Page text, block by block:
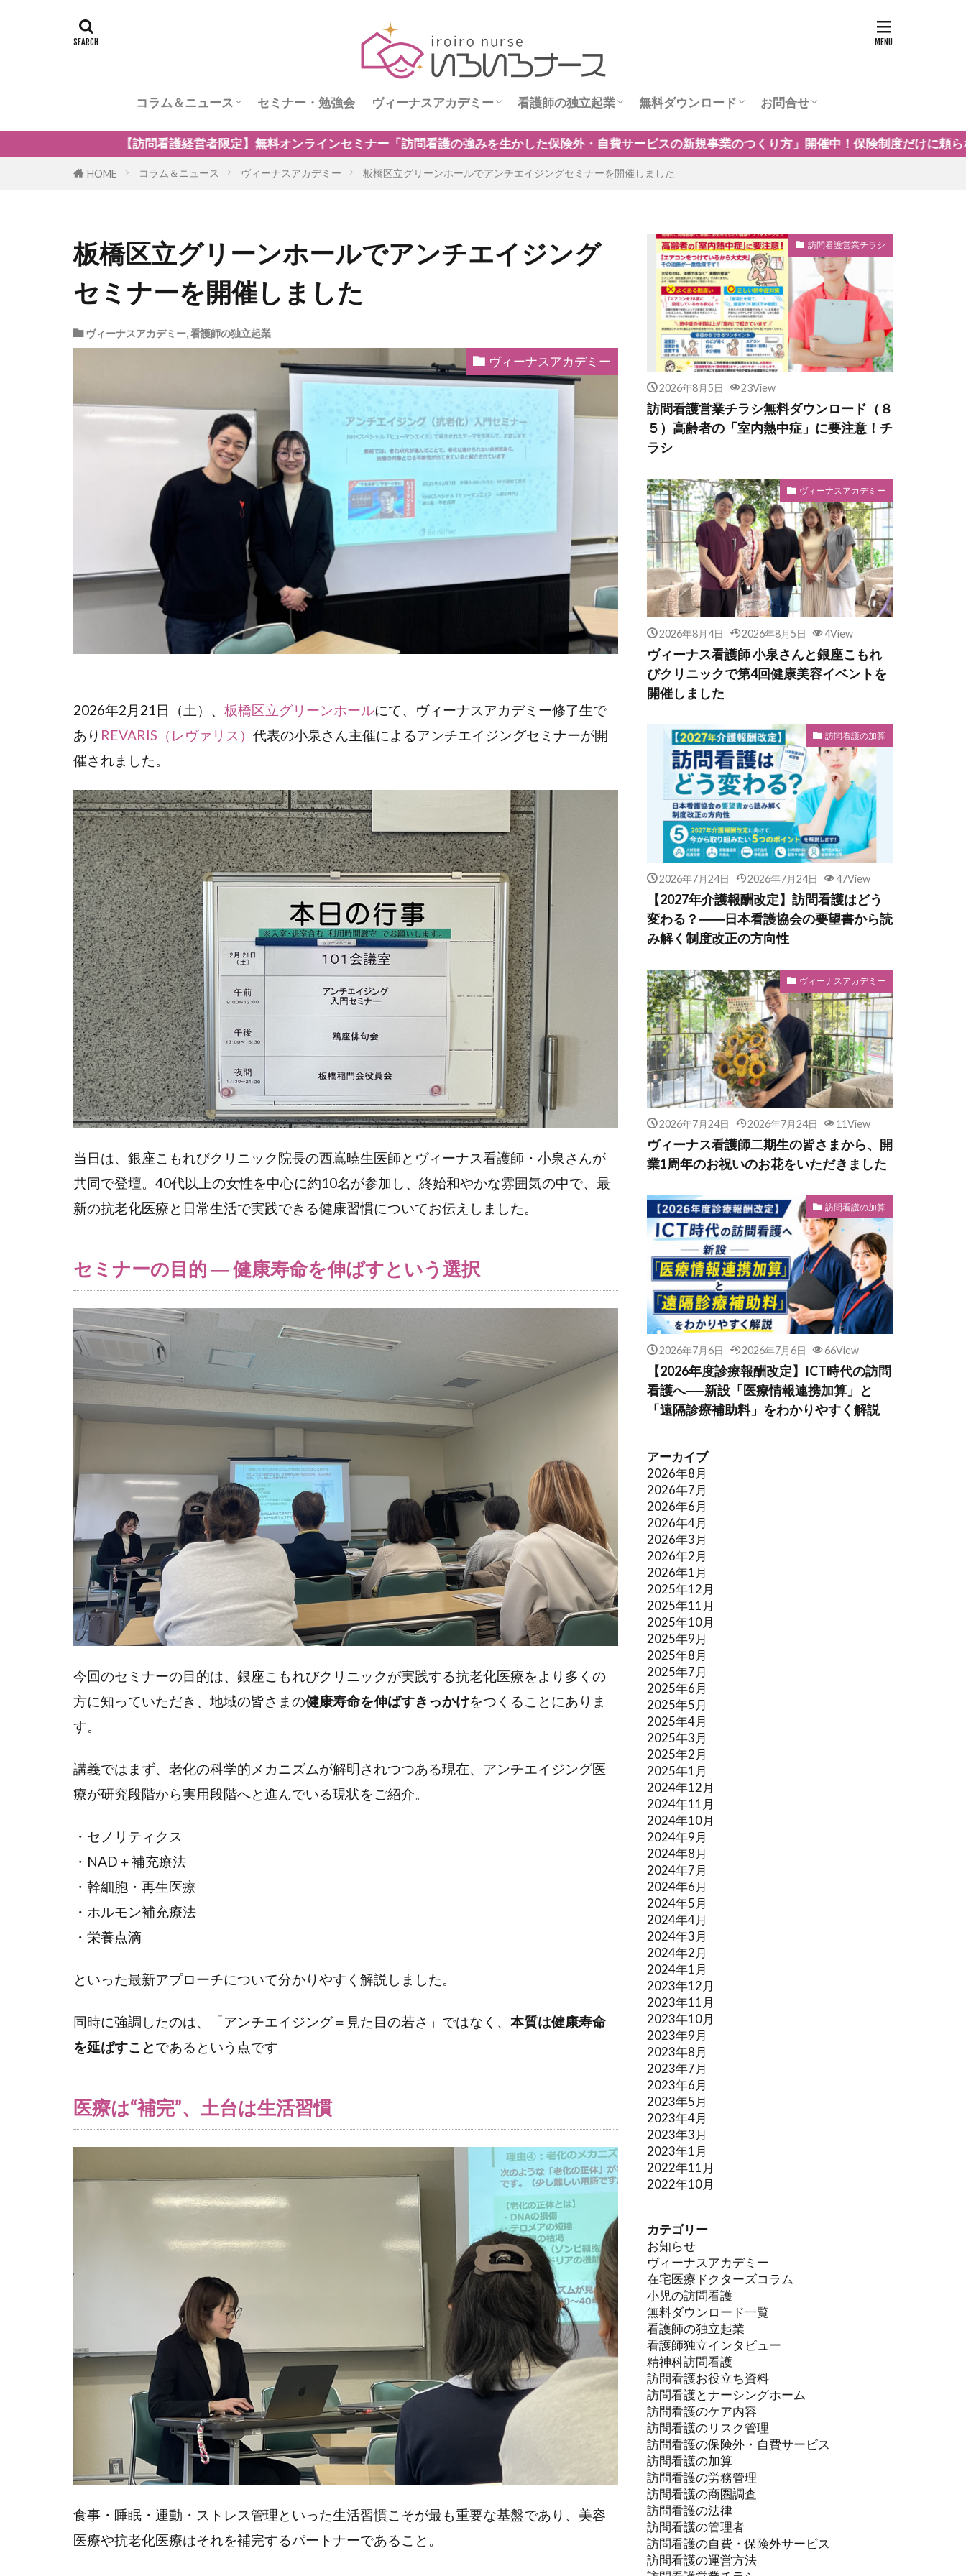
コラム＆ニュース
訪問看護のケア内容
訪問看護の管理者の役割
訪問看護のリスク管理
訪問看護の加算
訪問看護とナーシングホーム
訪問看護の自費・保険外サービス
訪問看護師のウェルビーング
小児の訪問看護
精神科訪問看護
訪問看護の法律
訪問看護師のマネジメント
セミナー・勉強会 ヴィーナスアカデミー
ヴィーナスニュース
看護師の独立起業
看護師独立インタビュー
無料ダウンロード
営業チラシテンプレート
訪問看護お役立ち資料
訪問看護の商圏調査
お問合せ
運営会社
定】無料オンラインセミナー「訪問看護の強みを生かした保険外・自費サービスの新規事業のつくり方」開催中！保険制度だけに頼らない自費・保険外サービスの事例や
HOME コラム＆ニュース ヴィーナスアカデミー 板橋区立グリーンホールでアンチエイジングセミナーを開催しました
板橋区立グリーンホールでアンチエイジング
セミナーを開催しました
ヴィーナスアカデミー,看護師の独立起業
ヴィーナスアカデミー
2026年2月21日（土）、 板橋区立グリーンホールにて、ヴィーナスアカデミー修了生で
あり REVARIS（レヴァリス） 代表の小泉さん主催によるアンチエイジングセミナーが開
催されました。
当日は、銀座こもれびクリニック院長の西嶌暁生医師とヴィーナス看護師・小泉さんが
共同で登壇。40代以上の女性を中心に約10名が参加し、終始和やかな雰囲気の中で、最
新の抗老化医療と日常生活で実践できる健康習慣についてお伝えしました。
セミナーの目的 ― 健康寿命を伸ばすという選択
今回のセミナーの目的は、銀座こもれびクリニックが実践する抗老化医療をより多くの
方に知っていただき、地域の皆さまの健康寿命を伸ばすきっかけをつくることにありま
す。
講義ではまず、老化の科学的メカニズムが解明されつつある現在、アンチエイジング医
療が研究段階から実用段階へと進んでいる現状をご紹介。
・セノリティクス
・NAD＋補充療法
・幹細胞・再生医療
・ホルモン補充療法
・栄養点滴
といった最新アプローチについて分かりやすく解説しました。
同時に強調したのは、「アンチエイジング＝見た目の若さ」ではなく、 本質は健康寿命
を延ばすことであるという点です。
医療は“補完”、土台は生活習慣
食事・睡眠・運動・ストレス管理といった生活習慣こそが最も重要な基盤であり、美容
医療や抗老化医療はそれを補完するパートナーであること。
訪問看護営業チラシ
2026年8月5日 23View
訪問看護営業チラシ無料ダウンロード（８
５）高齢者の「室内熱中症」に要注意！チ
ラシ
ヴィーナスアカデミー
2026年8月4日 2026年8月5日 4View
ヴィーナス看護師 小泉さんと銀座こもれ
びクリニックで第4回健康美容イベントを
開催しました
訪問看護の加算
2026年7月24日 2026年7月24日 47View
【2027年介護報酬改定】訪問看護はどう
変わる？――日本看護協会の要望書から読
み解く制度改正の方向性
ヴィーナスアカデミー
2026年7月24日 2026年7月24日 11View
ヴィーナス看護師二期生の皆さまから、開
業1周年のお祝いのお花をいただきました
訪問看護の加算
2026年7月6日 2026年7月6日 66View
【2026年度診療報酬改定】ICT時代の訪問
看護へ──新設「医療情報連携加算」と
「遠隔診療補助料」をわかりやすく解説
アーカイブ
2026年8月
2026年7月
2026年6月
2026年4月
2026年3月
2026年2月
2026年1月
2025年12月
2025年11月
2025年10月
2025年9月
2025年8月
2025年7月
2025年6月
2025年5月
2025年4月
2025年3月
2025年2月
2025年1月
2024年12月
2024年11月
2024年10月
2024年9月
2024年8月
2024年7月
2024年6月
2024年5月
2024年4月
2024年3月
2024年2月
2024年1月
2023年12月
2023年11月
2023年10月
2023年9月
2023年8月
2023年7月
2023年6月
2023年5月
2023年4月
2023年3月
2023年1月
2022年11月
2022年10月
カテゴリー
お知らせ
ヴィーナスアカデミー
在宅医療ドクターズコラム
小児の訪問看護
無料ダウンロード一覧
看護師の独立起業
看護師独立インタビュー
精神科訪問看護
訪問看護お役立ち資料
訪問看護とナーシングホーム
訪問看護のケア内容
訪問看護のリスク管理
訪問看護の保険外・自費サービス
訪問看護の加算
訪問看護の労務管理
訪問看護の商圏調査
訪問看護の法律
訪問看護の管理者
訪問看護の自費・保険外サービス
訪問看護の運営方法